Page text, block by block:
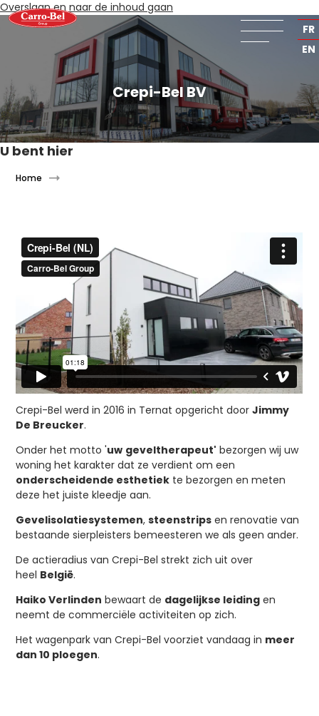
FR
EN
Overslaan en naar de inhoud gaan
Crepi-Bel BV
U bent hier
Home
Crepi-Bel werd in 2016 in Ternat opgericht doorJimmy
De Breucker.
Onder het motto 'uw geveltherapeut' bezorgen wij uw
woning het karakter dat ze verdient om een
onderscheidende esthetiek te bezorgen en meten
deze het juiste kleedje aan.
Gevelisolatiesystemen,steenstrips en renovatie van
bestaande sierpleisters bemeesteren we als geen ander.
De actieradius van Crepi-Bel strekt zich uit over
heel België.
Haiko Verlinden bewaart de dagelijkse leiding en
neemt de commerciële activiteiten op zich.
Het wagenpark van Crepi-Bel voorziet vandaag in meer
dan 10 ploegen.